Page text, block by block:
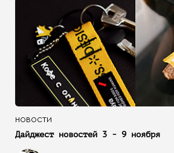
НОВОСТИ
Дайджест новостей 3 - 9 ноября